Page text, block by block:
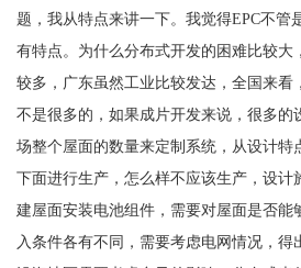
题，我从特点来讲一下。我觉得EPC不管
有特点。为什么分布式开发的困难比较大
较多，广东虽然工业比较发达，全国来看
不是很多的，如果成片开发来说，很多的
场整个屋面的数量来定制系统，从设计特
下面进行生产，怎么样不应该生产，设计
建屋面安装电池组件，需要对屋面是否能
入条件各有不同，需要考虑电网情况，